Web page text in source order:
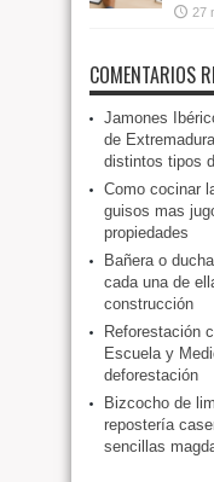
27
COMENTARIOS
Jamones
de
distintos tipos
Como cocinar
guisos mas
propiedades
Bañera o
cada una de
construcción
Reforestación
Escuela y
deforestación
Bizcocho de
repostería
sencillas